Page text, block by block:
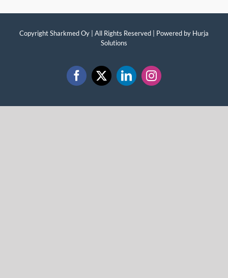
Copyright Sharkmed Oy | All Rights Reserved | Powered by Hurja
Solutions
Facebook
X LinkedInInstagram